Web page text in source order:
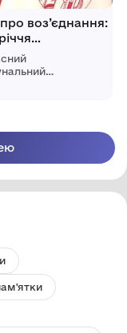
воз’єднання: